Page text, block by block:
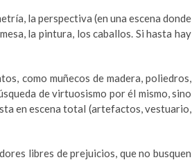
la perspectiva (en una escena donde
la pintura, los caballos. Si hasta hay
como muñecos de madera, poliedros,
de virtuosismo por él mismo, sino
en escena total (artefactos, vestuario,
libres de prejuicios, que no busquen